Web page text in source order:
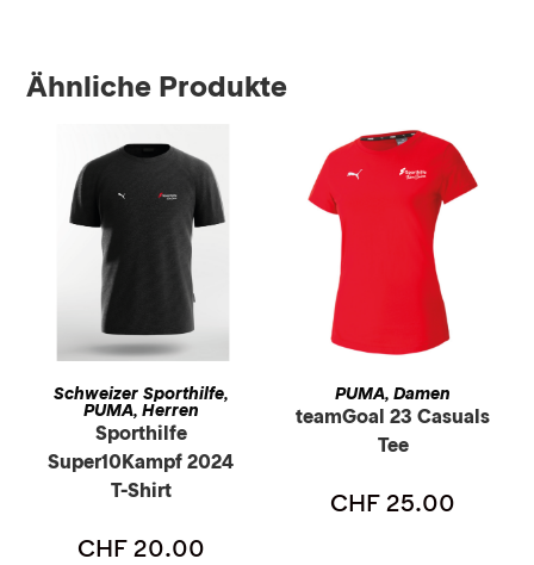
Ähnliche Produkte
AUSFÜHRUNG WÄHLEN
Schweizer Sporthilfe,
PUMA, Herren
Sporthilfe
Super10Kampf 2024
T-Shirt
CHF20.00
AUSFÜHRUNG WÄHLEN
PUMA,Damen
teamGoal 23 Casuals
Tee
CHF25.00